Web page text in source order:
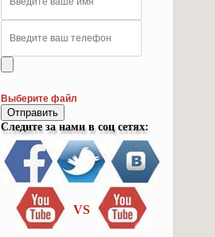
Выберите файл
Отправить
Следите за нами в соц сетях:
VS